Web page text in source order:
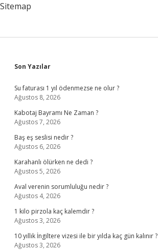
Sitemap
Sidebar
Son Yazılar
Su faturası 1 yıl ödenmezse ne olur ?
Ağustos 8, 2026
Kabotaj Bayramı Ne Zaman ?
Ağustos 7, 2026
Baş eş seslisi nedir ?
Ağustos 6, 2026
Karahanlı ölürken ne dedi ?
Ağustos 5, 2026
Aval verenin sorumluluğu nedir ?
Ağustos 4, 2026
1 kilo pirzola kaç kalemdir ?
Ağustos 3, 2026
10 yıllık İngiltere vizesi ile bir yılda kaç gün kalınır ?
Ağustos 3, 2026